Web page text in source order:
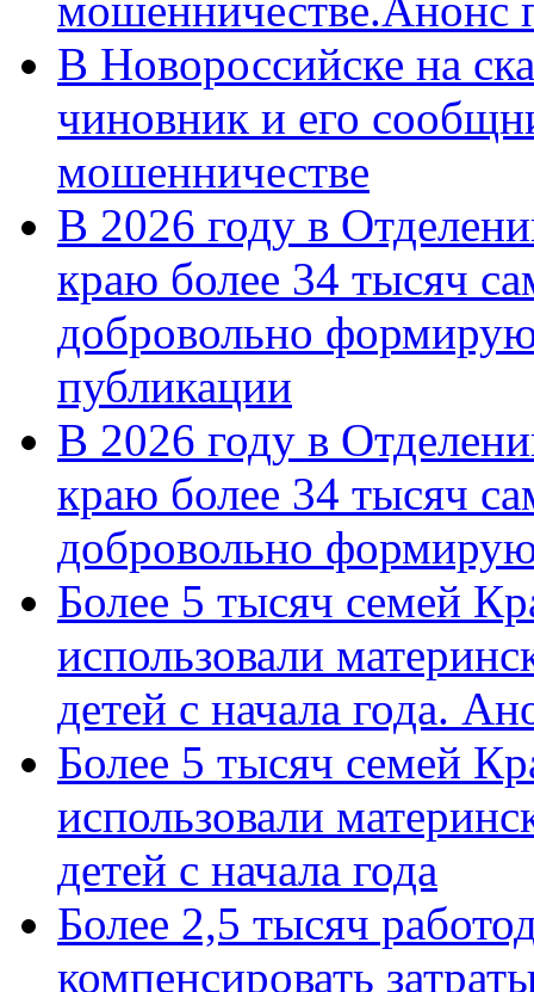
мошенничестве.Анонс
В Новороссийске на
чиновник и его
мошенничестве
В 2026 году в
краю более 34 тысяч
добровольно
публикации
В 2026 году в
краю более 34 тысяч
добровольно
Более 5 тысяч семей
использовали
детей с начала года.
Более 5 тысяч семей
использовали
детей с начала года
Более 2,5 тысяч
компенсировать